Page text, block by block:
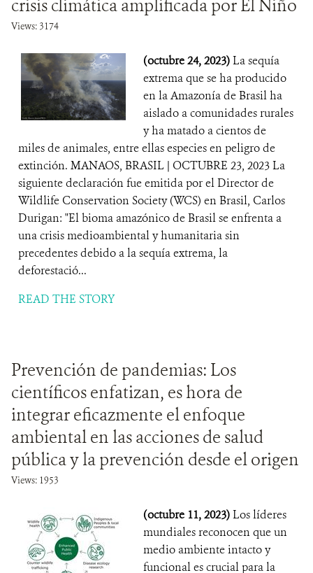
crisis climática amplificada por El Niño
Views: 3174
(octubre 24, 2023)La sequía
extrema que se ha producido
en la Amazonía de Brasil ha
aislado a comunidades rurales
y ha matado a cientos de
miles de animales, entre ellas especies en peligro de
extinción. MANAOS, BRASIL | OCTUBRE 23, 2023 La
siguiente declaración fue emitida por el Director de
Wildlife Conservation Society (WCS) en Brasil, Carlos
Durigan: "El bioma amazónico de Brasil se enfrenta a
una crisis medioambiental y humanitaria sin
precedentes debido a la sequía extrema, la
deforestació...
READ THE STORY
Prevención de pandemias: Los
científicos enfatizan, es hora de
integrar eficazmente el enfoque
ambiental en las acciones de salud
pública y la prevención desde el origen
Views: 1953
(octubre 11, 2023)Los líderes
mundiales reconocen que un
medio ambiente intacto y
funcional es crucial para la